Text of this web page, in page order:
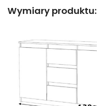
Wymiary produktu: